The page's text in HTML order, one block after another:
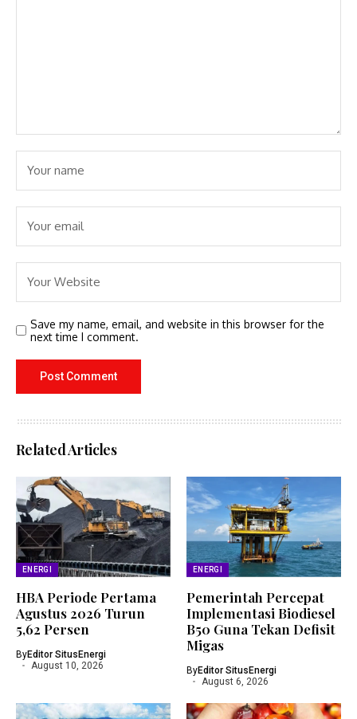
Save my name, email, and website in this browser for the
next time I comment.
Related Articles
ENERGI
HBA Periode Pertama
Agustus 2026 Turun
5,62 Persen
ByEditor SitusEnergi
August 10, 2026
ENERGI
Pemerintah Percepat
Implementasi Biodiesel
B50 Guna Tekan Defisit
Migas
ByEditor SitusEnergi
August 6, 2026